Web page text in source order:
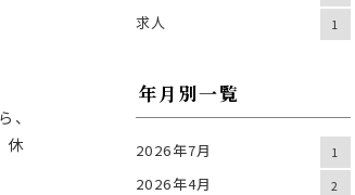
、
休
求人 1
年月別一覧
2026年7月 1
2026年4月 2